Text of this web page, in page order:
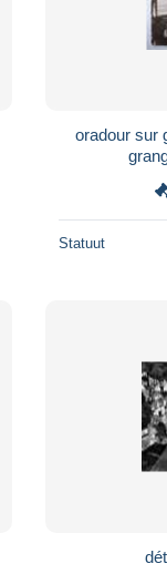
oradour sur
Statuut